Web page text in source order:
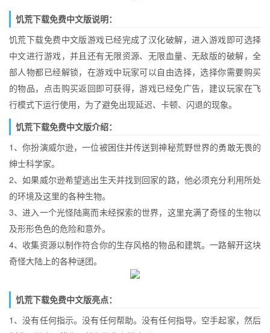
饥荒下载免费中文版说明：
饥荒下载免费中文版游戏已经完成了汉化破解，进入游戏即可选择
中文进行游戏，并且还有无限资源、无限血量、无敌版的破解，全
部人物都已经解锁，在游戏中玩家可以自由选择，选择你需要购买
的物品，点击购买返回即可获得，游戏已经免广告，建议玩家在飞
行模式下运行使用，为了避免出现延迟、卡顿、闪退的现象。
饥荒下载免费中文版介绍：
1、你扮演威尔逊，一位被困住并传送到神秘荒野世界的勇敢无畏的
绅士科学家。
2、如果威尔逊希望逃出生天并找到回家的路，他必须充分利用所处
的环境及这里的各种生物。
3、进入一个光怪陆离而未经探索的世界，这里充满了奇怪的生物以
及形形色色的危险和意外。
4、收集资源以制作符合你的生存风格的物品和建筑。一路解开这块
奇怪大陆上的各种谜团。
饥荒下载免费中文版亮点：
1、没有任何指示。没有任何帮助。没有任何指导。空手起家，然后